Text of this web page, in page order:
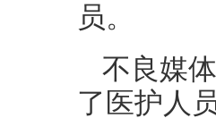
员。
不良媒
了医护人